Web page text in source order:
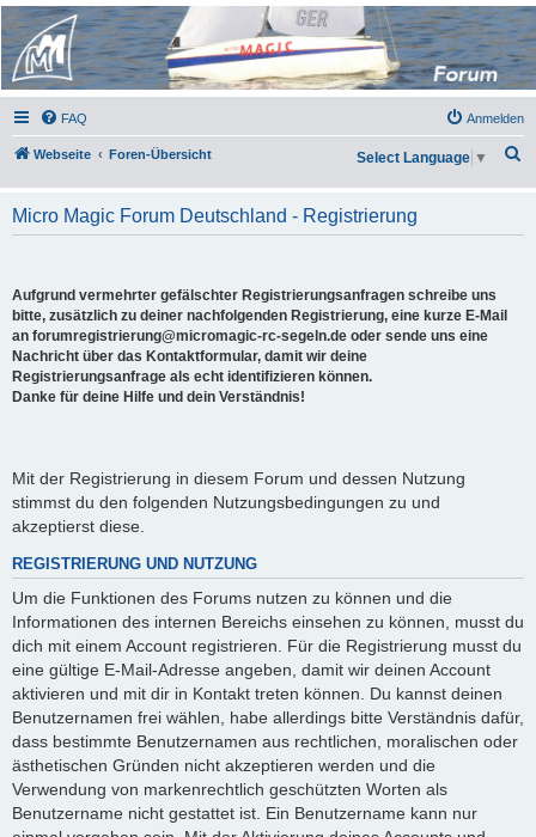
Micro Magic Forum
Deutschland
FAQ Anmelden
Webseite Foren-Übersicht
h
Select Language ▼
Micro Magic Forum Deutschland - Registrierung
Aufgrund vermehrter gefälschter Registrierungsanfragen schreibe uns
bitte, zusätzlich zu deiner nachfolgenden Registrierung, eine kurze E-Mail
an forumregistrierung@micromagic-rc-segeln.de oder sende uns eine
Nachricht über das Kontaktformular, damit wir deine
Registrierungsanfrage als echt identifizieren können.
Danke für deine Hilfe und dein Verständnis!
Mit der Registrierung in diesem Forum und dessen Nutzung
stimmst du den folgenden Nutzungsbedingungen zu und
akzeptierst diese.
REGISTRIERUNG UND NUTZUNG
Um die Funktionen des Forums nutzen zu können und die
Informationen des internen Bereichs einsehen zu können, musst du
dich mit einem Account registrieren. Für die Registrierung musst du
eine gültige E-Mail-Adresse angeben, damit wir deinen Account
aktivieren und mit dir in Kontakt treten können. Du kannst deinen
Benutzernamen frei wählen, habe allerdings bitte Verständnis dafür,
dass bestimmte Benutzernamen aus rechtlichen, moralischen oder
ästhetischen Gründen nicht akzeptieren werden und die
Verwendung von markenrechtlich geschützten Worten als
Benutzername nicht gestattet ist. Ein Benutzername kann nur